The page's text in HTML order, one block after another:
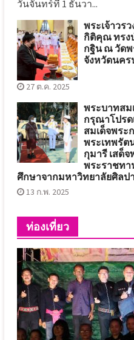
วันจันทร์ที่ 1 ธันวา...
พระเจ้าวร
กิติคุณ ทรง
กฐิน ณ วัดพ
จังหวัดนคร
27 ต.ค. 2025
พระบาทสม
กรุณาโปร
สมเด็จพระ
พระเทพรัต
กุมารี เสด็
พระราชท
ศึกษาจากมหาวิทยาลัยศิลป
13 ก.พ. 2025
ท่องเที่ยว